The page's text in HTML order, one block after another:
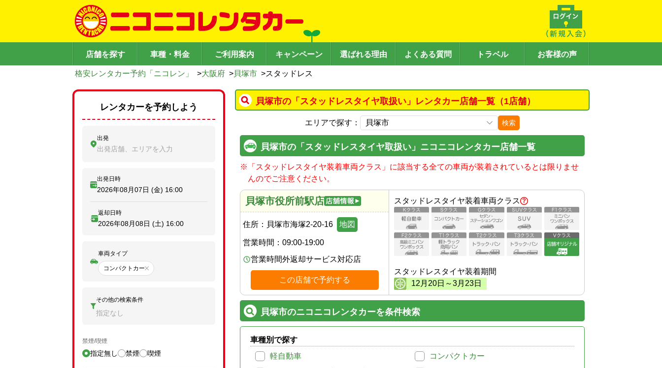
店舗を探す 車種・料金 ご利用案内 キャンペーン 選ばれる理由 よくある質問 トラベル お客様の声
格安レンタカー予約「ニコレン」 >大阪府 >貝塚市 >スタッドレス
貝塚市の「スタッドレスタイヤ取扱い」レンタカー店舗一覧（1店舗）
エリアで探す： 検索
貝塚市の「スタッドレスタイヤ取扱い」ニコニコレンタカー店舗一覧
※
「スタッドレスタイヤ装着車両クラス」に該当する全ての車両が装着されているとは限りませ
んのでご注意ください。
貝塚市役所前駅店
住所： 貝塚市海塚2-20-16 地図
営業時間： 09:00-19:00
営業時間外返却サービス対応店
この店舗で予約する
スタッドレスタイヤ装着車両クラス
スタッドレスタイヤ装着期間
12 月 20日～3月 23日
貝塚市のニコニコレンタカーを条件検索
車種別で探す
軽自動車
コンパクトカー
レンタカーを予約しよう
出発
出発店舗、エリアを入力
出発日時
2026年08月07日 (金) 16:00
返却日時
2026年08月08日 (土) 16:00
車両タイプ
コンパクトカー
その他の検索条件
指定なし
禁煙/喫煙
指定無し 禁煙 喫煙